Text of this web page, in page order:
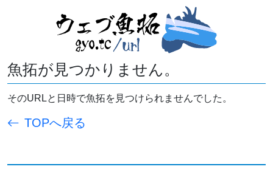
魚拓が見つかりません。
そのURLと日時で魚拓を見つけられませんでした。
TOPへ戻る